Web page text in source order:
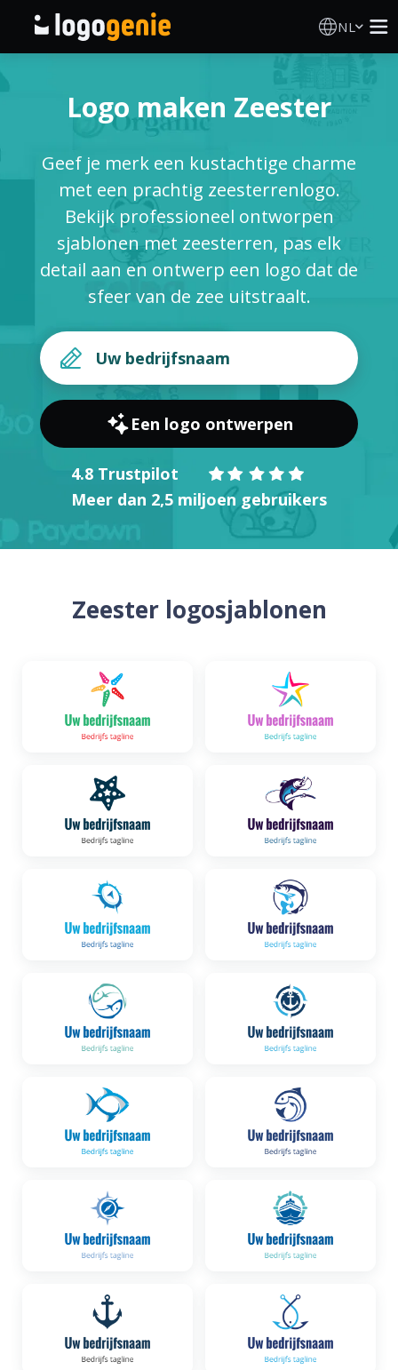
NL
AI logogenerator
Logo-ideeën
Gedrukte producten
Over
INLOGGEN
Logo maken Zeester
Geef je merk een kustachtige charme
met een prachtig zeesterrenlogo.
Bekijk professioneel ontworpen
sjablonen met zeesterren, pas elk
detail aan en ontwerp een logo dat de
sfeer van de zee uitstraalt.
Een logo ontwerpen
4.8 Trustpilot
Meer dan 2,5 miljoen gebruikers
Zeester logosjablonen